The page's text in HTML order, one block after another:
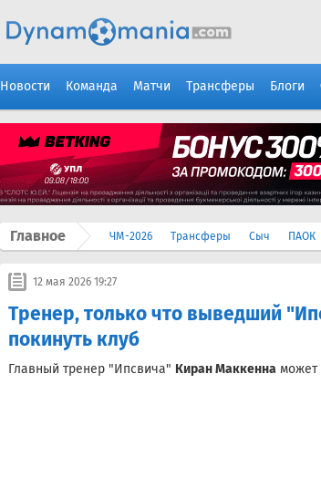
Новости Команда Матчи Трансферы Блоги
Главное ЧМ-2026 Трансферы Сыч ПАОК
12 мая 2026 19:27
Тренер, только что выведший
покинуть клуб
Главный тренер "Ипсвича" Киран Маккенна может